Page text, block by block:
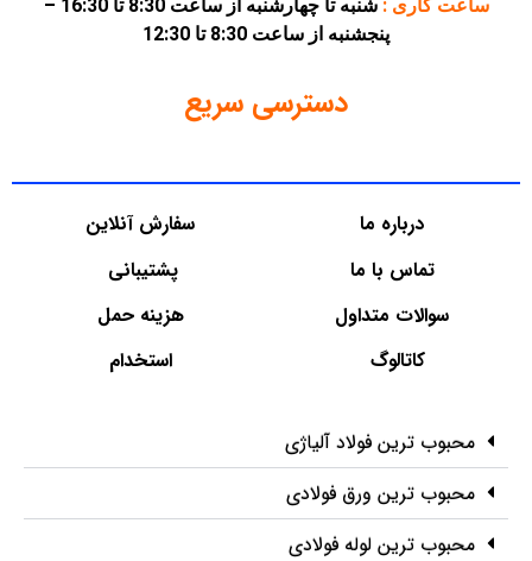
ساعت کاری :
شنبه تا چهارشنبه از ساعت 8:30 تا 16:30 –
پنجشنبه از ساعت 8:30 تا 12:30
دسترسی سریع
درباره ما
تماس با ما
سوالات متداول
کاتالوگ
سفارش آنلاین
پشتیبانی
هزینه حمل
استخدام
محبوب ترین فولاد آلیاژی
محبوب ترین ورق فولادی
محبوب ترین لوله فولادی